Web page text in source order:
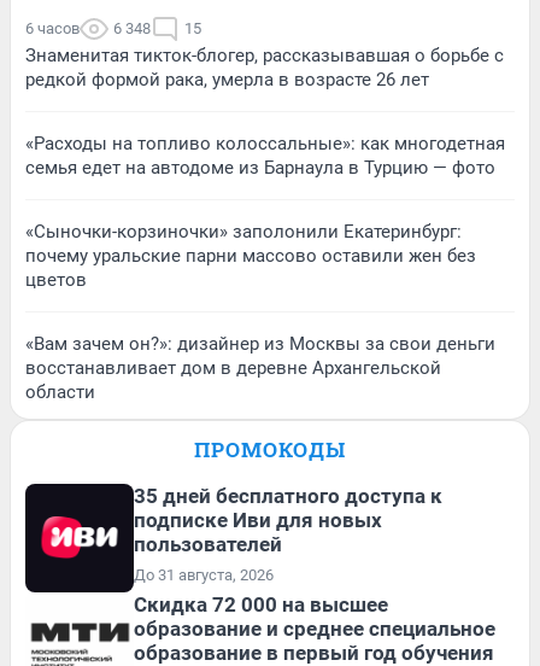
6 часов 6 348 15
Знаменитая тикток-блогер, рассказывавшая о борьбе с
редкой формой рака, умерла в возрасте 26 лет
«Расходы на топливо колоссальные»: как многодетная
семья едет на автодоме из Барнаула в Турцию — фото
«Сыночки-корзиночки» заполонили Екатеринбург:
почему уральские парни массово оставили жен без
цветов
«Вам зачем он?»: дизайнер из Москвы за свои деньги
восстанавливает дом в деревне Архангельской
области
ПРОМОКОДЫ
35 дней бесплатного доступа к
подписке Иви для новых
пользователей
До 31 августа, 2026
Скидка 72 000 на высшее
образование и среднее специальное
образование в первый год обучения